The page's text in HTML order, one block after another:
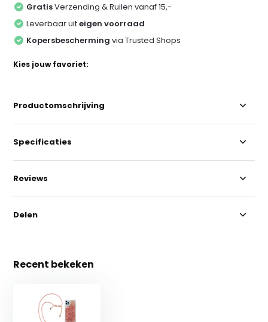
GratisVerzending & Ruilen vanaf 15,-
Leverbaar uiteigen voorraad
Kopersbescherming via Trusted Shops
Kies jouw favoriet:
Productomschrijving
Specificaties
Reviews
Delen
Recent bekeken